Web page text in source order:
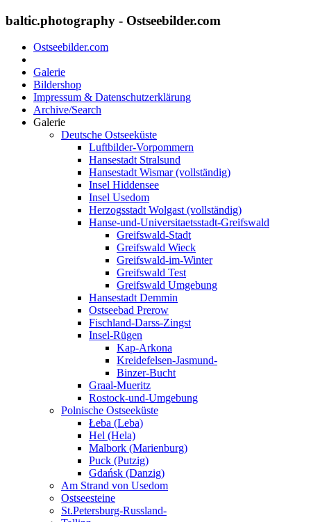
baltic.photography - Ostseebilder.com
Ostseebilder.com
Galerie
Bildershop
Impressum & Datenschutzerklärung
Archive/Search
Galerie
Deutsche Ostseeküste
Luftbilder-Vorpommern
Hansestadt Stralsund
Hansestadt Wismar (vollständig)
Insel Hiddensee
Insel Usedom
Herzogsstadt Wolgast (vollständig)
Hanse-und-Universitaetsstadt-Greifswald
Greifswald-Stadt
Greifswald Wieck
Greifswald-im-Winter
Greifswald Test
Greifswald Umgebung
Hansestadt Demmin
Ostseebad Prerow
Fischland-Darss-Zingst
Insel-Rügen
Kap-Arkona
Kreidefelsen-Jasmund-
Binzer-Bucht
Graal-Mueritz
Rostock-und-Umgebung
Polnische Ostseeküste
Łeba (Leba)
Hel (Hela)
Malbork (Marienburg)
Puck (Putzig)
Gdańsk (Danzig)
Am Strand von Usedom
Ostseesteine
St.Petersburg-Russland-